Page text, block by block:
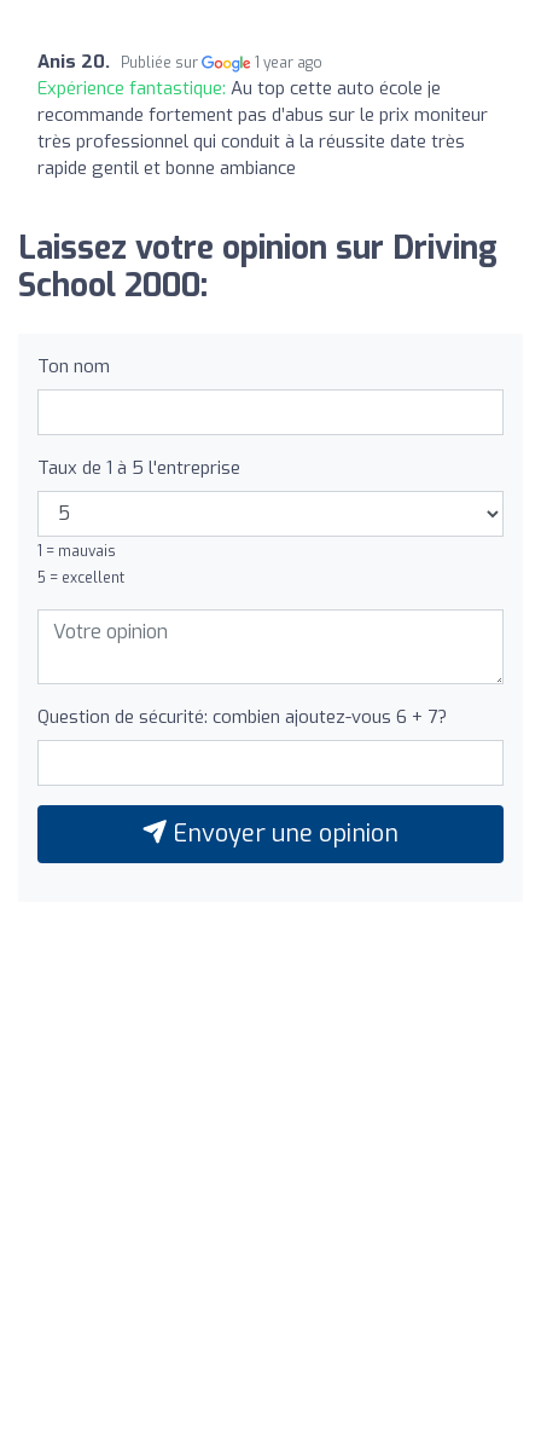
Anis 20. Publiée sur 1 year ago
Expérience fantastique: Au top cette auto école je
recommande fortement pas d’abus sur le prix moniteur
très professionnel qui conduit à la réussite date très
rapide gentil et bonne ambiance
Laissez votre opinion sur Driving
School 2000:
Ton nom
Taux de 1 à 5 l'entreprise
1 = mauvais
5 = excellent
Question de sécurité: combien ajoutez-vous 6 + 7?
Envoyer une opinion